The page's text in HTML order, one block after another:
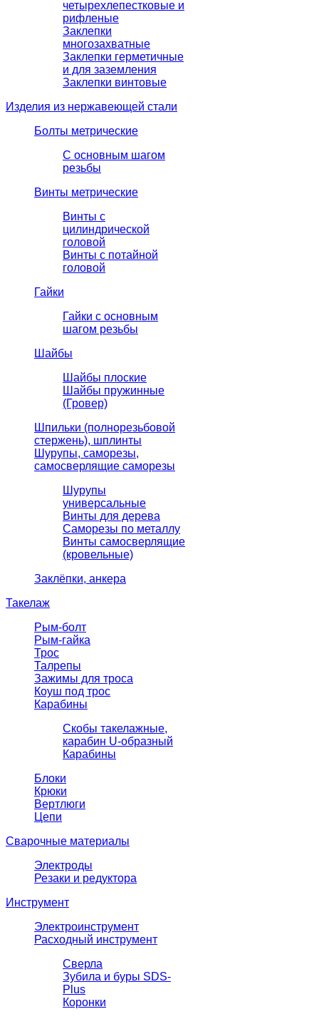
четырехлепестковые и
рифленые
Заклепки
многозахватные
Заклепки герметичные
и для заземления
Заклепки винтовые
Изделия из нержавеющей стали
Болты метрические
С основным шагом
резьбы
Винты метрические
Винты с
цилиндрической
головой
Винты с потайной
головой
Гайки
Гайки с основным
шагом резьбы
Шайбы
Шайбы плоские
Шайбы пружинные
(Гровер)
Шпильки (полнорезьбовой
стержень), шплинты
Шурупы, саморезы,
самосверлящие саморезы
Шурупы
универсальные
Винты для дерева
Саморезы по металлу
Винты самосверлящие
(кровельные)
Заклёпки, анкера
Такелаж
Рым-болт
Рым-гайка
Трос
Талрепы
Зажимы для троса
Коуш под трос
Карабины
Скобы такелажные,
карабин U-образный
Карабины
Блоки
Крюки
Вертлюги
Цепи
Сварочные материалы
Электроды
Резаки и редуктора
Инструмент
Электроинструмент
Расходный инструмент
Сверла
Зубила и буры SDS-
Plus
Коронки